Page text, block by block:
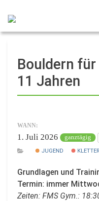
Bouldern
11 Jahren
WANN:
1. Juli 2026 ganztägig
JUGEND
Grundlagen und
Termin: immer
Zeiten: FMS Gym.: